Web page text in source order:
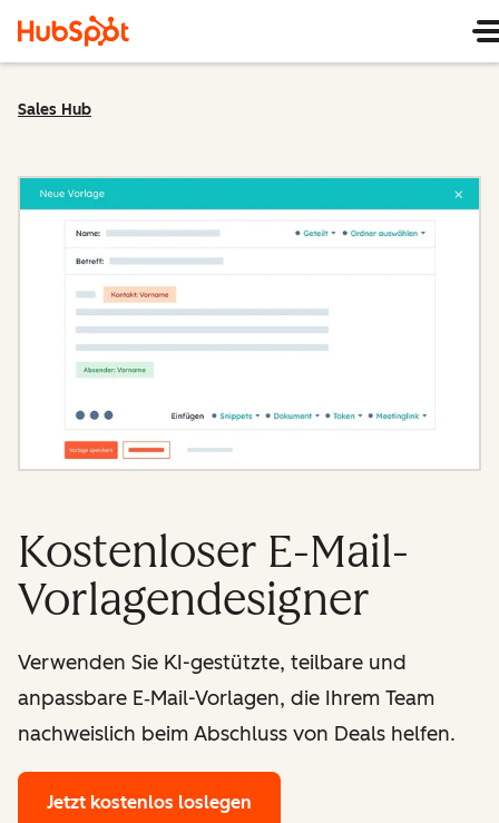
Sales Hub
Kostenloser E-Mail-
Vorlagendesigner
Verwenden Sie KI-gestützte, teilbare und
anpassbare E‑Mail-Vorlagen, die Ihrem Team
nachweislich beim Abschluss von Deals helfen.
Jetzt kostenlos loslegen